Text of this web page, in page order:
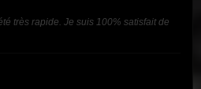
très rapide. Je suis 100% satisfait de